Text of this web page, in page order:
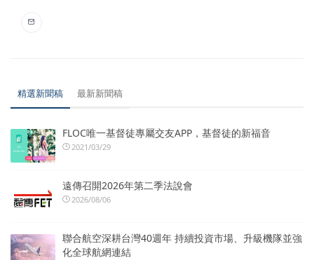
精選新聞稿 最新新聞稿
FLOC唯一基督徒專屬交友APP，基督徒的新福音
2021/03/29
遠傳召開2026年第二季法說會
2026/08/06
聯合航空深耕台灣40週年 持續投資市場、升級機隊並強
化全球航網連結